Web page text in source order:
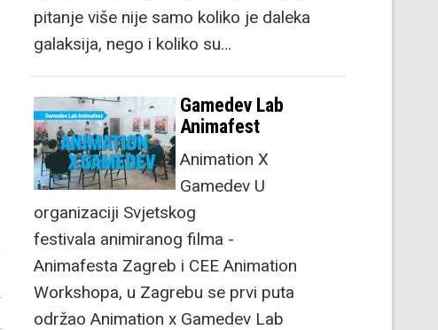
pitanje više nije samo koliko je daleka
galaksija, nego i koliko su…
Gamedev Lab
Animafest
Animation X
Gamedev U
organizaciji Svjetskog
festivala animiranog filma -
Animafesta Zagreb i CEE Animation
Workshopa, u Zagrebu se prvi puta
održao Animation x Gamedev Lab